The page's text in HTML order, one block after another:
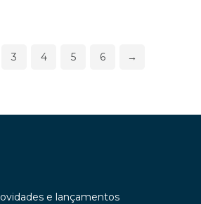
3 4 5 6 →
e lançamentos